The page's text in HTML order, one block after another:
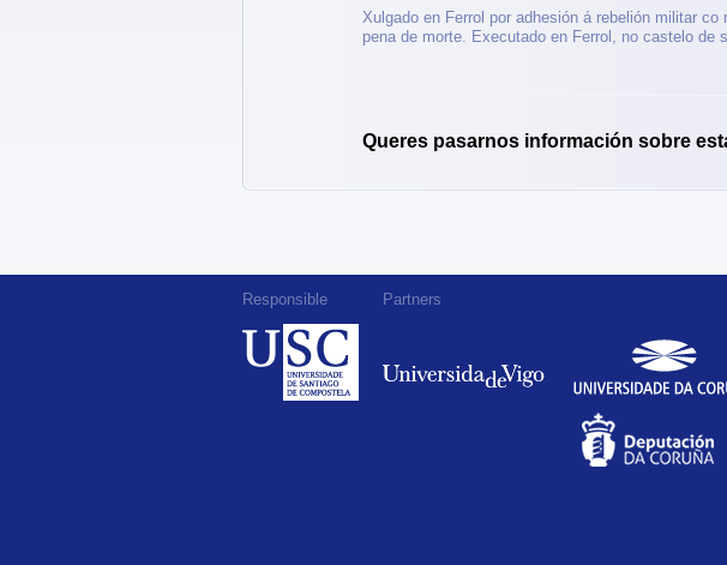
Xulgado en Ferrol por adhesión á rebelión militar co
pena de morte. Executado en Ferrol, no castelo de
Queres pasarnos información sobre
Responsible Partners